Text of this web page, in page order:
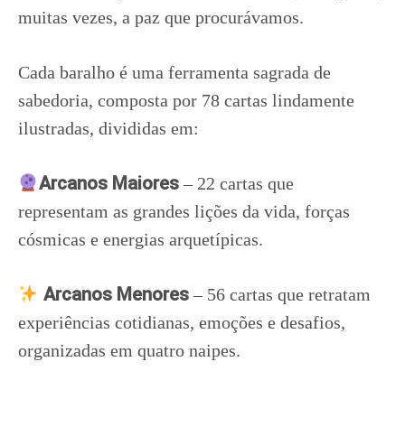
muitas vezes, a paz que procurávamos.
Cada baralho é uma ferramenta sagrada de
sabedoria, composta por 78 cartas lindamente
ilustradas, divididas em:
Arcanos Maiores– 22 cartas que
representam as grandes lições da vida, forças
cósmicas e energias arquetípicas.
Arcanos Menores– 56 cartas que retratam
experiências cotidianas, emoções e desafios,
organizadas em quatro naipes.